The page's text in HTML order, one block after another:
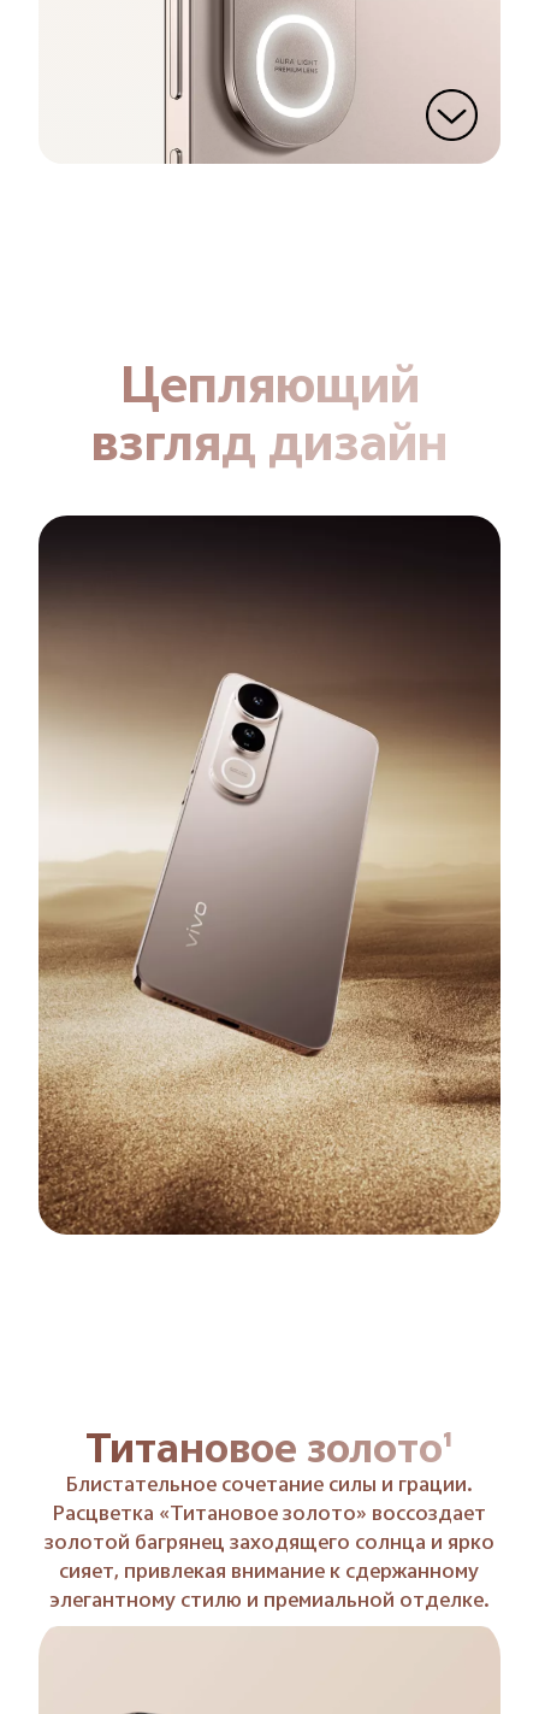
Цепляющий
взгляд дизайн
Чёрный фантом¹
В оттенке «Чёрный фантом», который
символизирует тайну и элегантность,
глубокий бархатный цвет сочетается с
легким сиянием.